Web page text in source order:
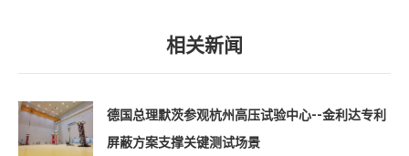
相关新闻
德国总理默茨参观杭州高压试验中心--金利达专利
屏蔽方案支撑关键测试场景